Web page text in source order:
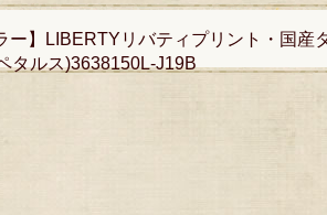
ー】LIBERTYリバティプリント・国産
タルス)3638150L-J19B